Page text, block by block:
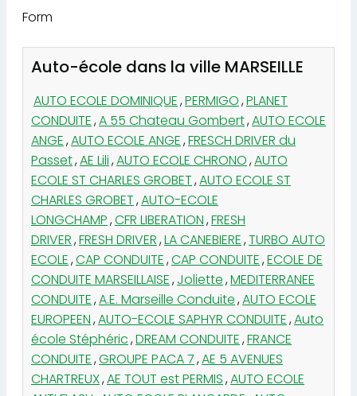
Form
Auto-école dans la ville MARSEILLE
AUTO ECOLE DOMINIQUE,PERMIGO,PLANET
CONDUITE,A 55 Chateau Gombert,AUTO ECOLE
ANGE,AUTO ECOLE ANGE,FRESCH DRIVER du
Passet,AE Lili,AUTO ECOLE CHRONO,AUTO
ECOLE ST CHARLES GROBET,AUTO ECOLE ST
CHARLES GROBET,AUTO-ECOLE
LONGCHAMP,CFR LIBERATION,FRESH
DRIVER,FRESH DRIVER,LA CANEBIERE,TURBO AUTO
ECOLE,CAP CONDUITE,CAP CONDUITE,ECOLE DE
CONDUITE MARSEILLAISE,Joliette,MEDITERRANEE
CONDUITE,A.E. Marseille Conduite,AUTO ECOLE
EUROPEEN,AUTO-ECOLE SAPHYR CONDUITE,Auto
école Stéphéric,DREAM CONDUITE,FRANCE
CONDUITE,GROUPE PACA 7,AE 5 AVENUES
CHARTREUX,AE TOUT est PERMIS,AUTO ECOLE